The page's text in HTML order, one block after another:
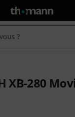
XB-280
sur 5 d'après 8